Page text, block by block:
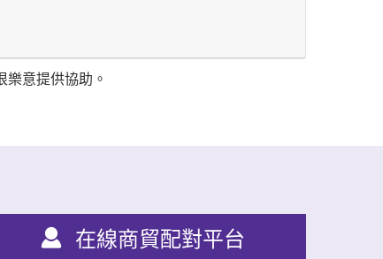
樂意提供協助。
在線商貿配對平台